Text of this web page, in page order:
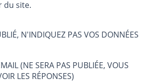
du site.
N'INDIQUEZ PAS VOS DONNÉES
(NE SERA PAS PUBLIÉE, VOUS
LES RÉPONSES)